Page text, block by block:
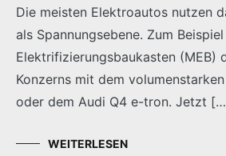
Die meisten Elektroautos nutzen
als Spannungsebene. Zum
Elektrifizierungsbaukasten (MEB)
Konzerns mit dem
oder dem Audi Q4 e-tron. Jetzt
WEITERLESEN